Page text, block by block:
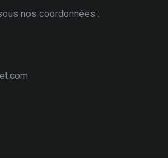
nos coordonnées :